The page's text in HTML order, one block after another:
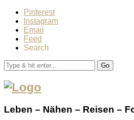
Pinterest
Instagram
Email
Feed
Search
Go
Leben – Nähen – Reisen –